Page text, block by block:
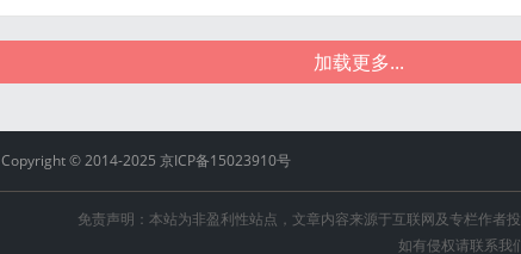
加载更多...
Copyright © 2014-2025 京ICP备15023910号
免责声明：本站为非盈利性站点，文章内容来源于互联网及专栏作者
如有侵权请联系我